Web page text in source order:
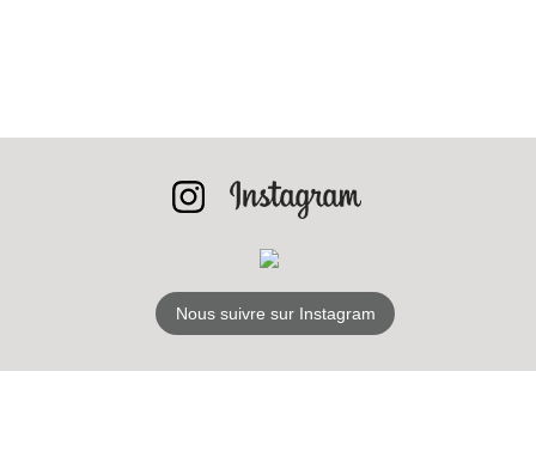
S'ABONNER
Nous suivre sur Instagram